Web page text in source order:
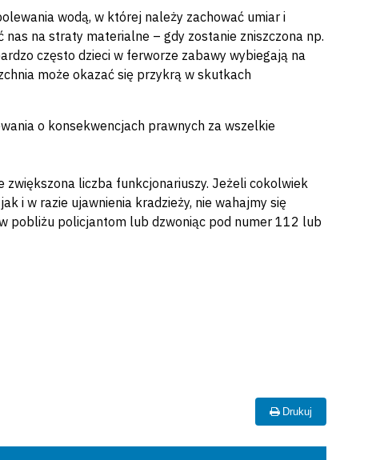
wodą, w której należy zachować umiar i
na straty materialne – gdy zostanie zniszczona np.
często dzieci w ferworze zabawy wybiegają na
może okazać się przykrą w skutkach
o konsekwencjach prawnych za wszelkie
zwiększona liczba funkcjonariuszy. Jeżeli cokolwiek
i w razie ujawnienia kradzieży, nie wahajmy się
pobliżu policjantom lub dzwoniąc pod numer 112 lub
Drukuj